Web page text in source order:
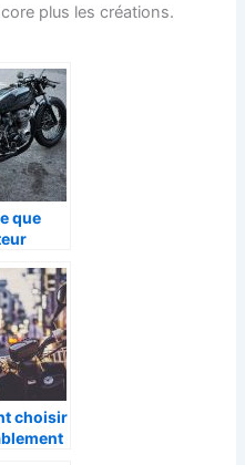
plus les créations.
que
choisir